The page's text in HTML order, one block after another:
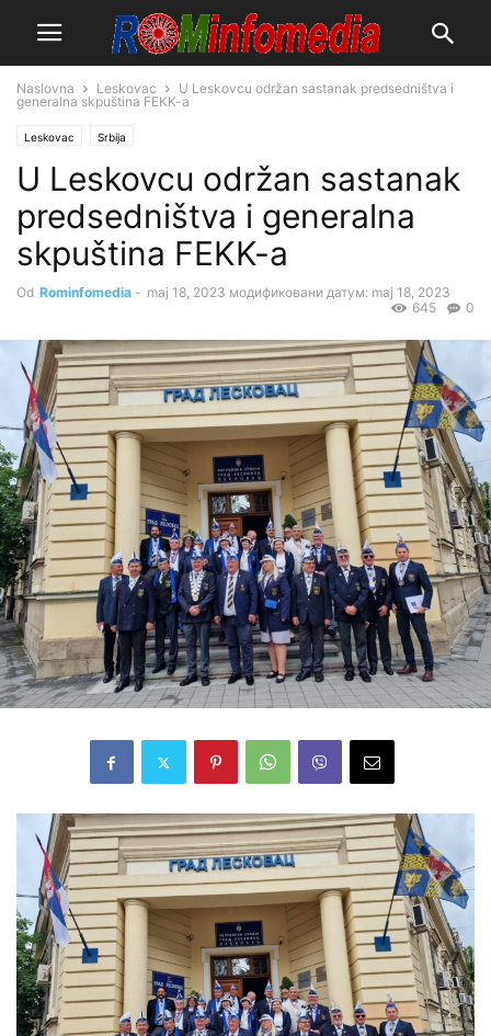
Naslovna Leskovac
U Leskovcu održan sastanak predsedništva i
generalna skpuština FEKK-a
Leskovac Srbija
U Leskovcu održan sastanak
predsedništva i generalna
skpuština FEKK-a
Od Rominfomedia - maj 18, 2023 модификовани датум: maj 18, 2023
0
645